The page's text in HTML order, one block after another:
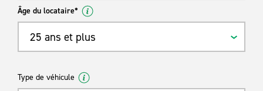
Âge du locataire*
25 ans et plus
Type de véhicule